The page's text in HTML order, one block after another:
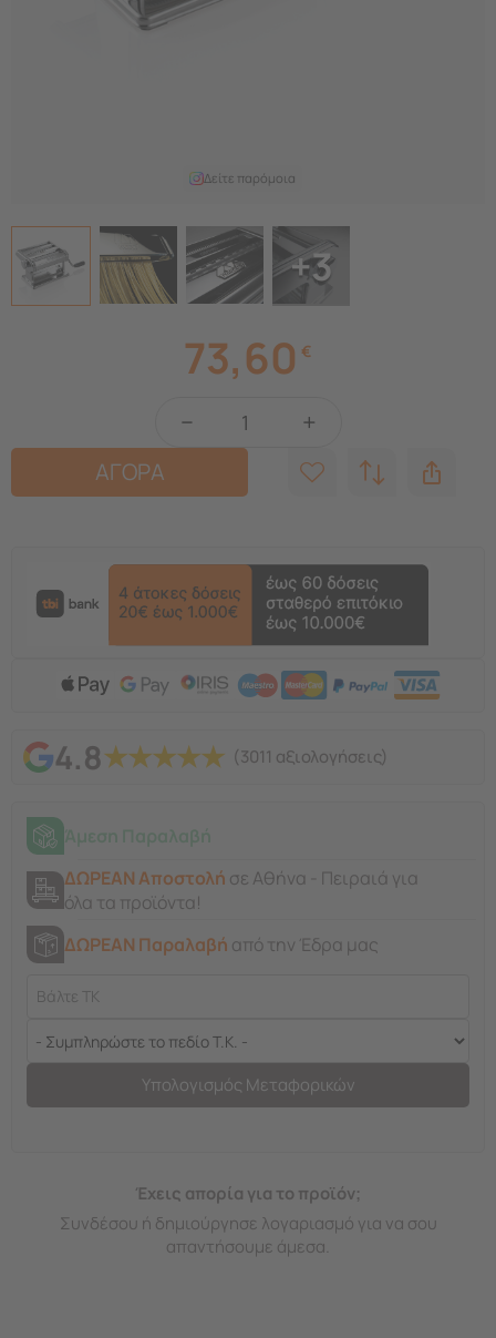
Δείτε παρόμοια
+3
73,60 €
+
−
ΑΓΟΡΑ
4.8★★★★★ (3011 αξιολογήσεις)
ΔΩΡΕΑΝ Αποστολή σε Αθήνα - Πειραιά για
όλα τα προϊόντα!
ΔΩΡΕΑΝ Παραλαβή από την Έδρα μας
Υπολογισμός Μεταφορικών
Έχεις απορία για το προϊόν;
Συνδέσου ή δημιούργησε λογαριασμό για να σου
απαντήσουμε άμεσα.